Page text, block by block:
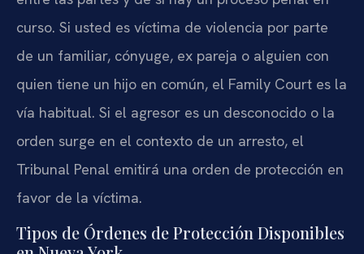
curso. Si usted es víctima de violencia por parte
de un familiar, cónyuge, ex pareja o alguien con
quien tiene un hijo en común, el Family Court es la
vía habitual. Si el agresor es un desconocido o la
orden surge en el contexto de un arresto, el
Tribunal Penal emitirá una orden de protección en
favor de la víctima.
Tipos de Órdenes de Protección Disponibles